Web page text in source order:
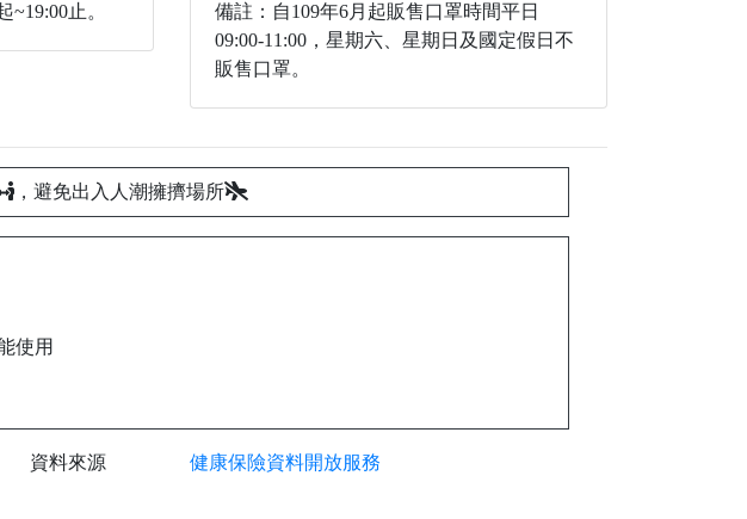
止。
備註：自109年6月起販售口罩時間平日
09:00-11:00，星期六、星期日及國定假日不
販售口罩。
，避免出入人潮擁擠場所
使用
資料來源 健康保險資料開放服務